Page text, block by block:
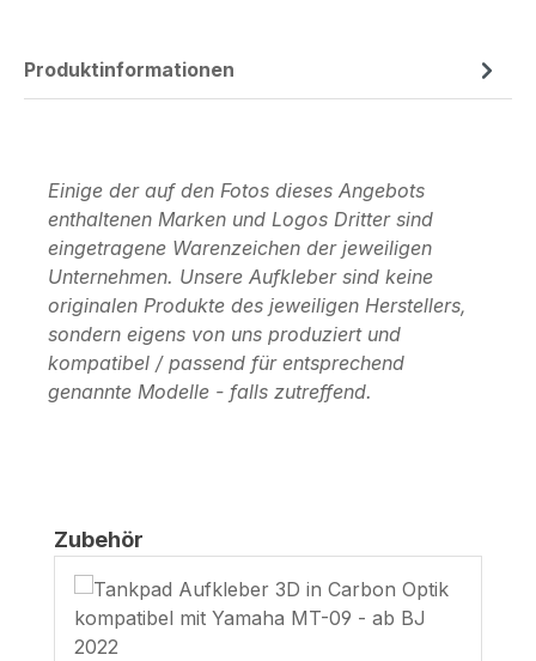
Produktinformationen
Einige der auf den Fotos dieses Angebots
enthaltenen Marken und Logos Dritter sind
eingetragene Warenzeichen der jeweiligen
Unternehmen. Unsere Aufkleber sind keine
originalen Produkte des jeweiligen Herstellers,
sondern eigens von uns produziert und
kompatibel / passend für entsprechend
genannte Modelle - falls zutreffend.
Produktgalerie überspringen
Zubehör